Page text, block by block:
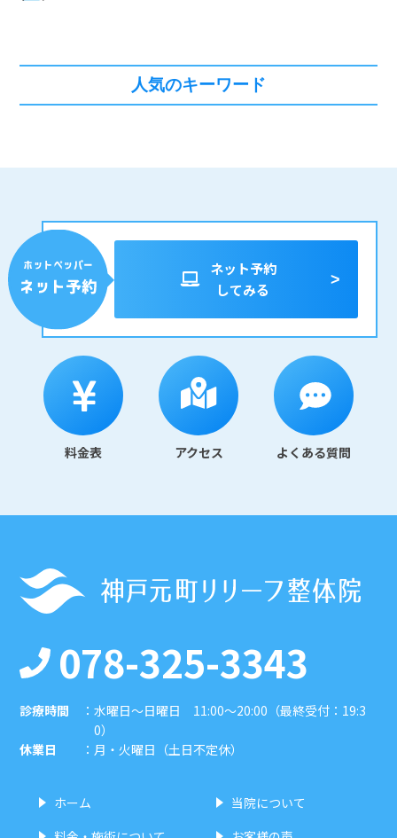
人気のキーワード
ネット予約
してみる
料金表 アクセス よくある質問
078-325-3343
診療時間 ：水曜日〜日曜日 11:00〜20:00（最終受付：19:3
0）
休業日
： 月・火曜日（土日不定休）
ホーム
当院について